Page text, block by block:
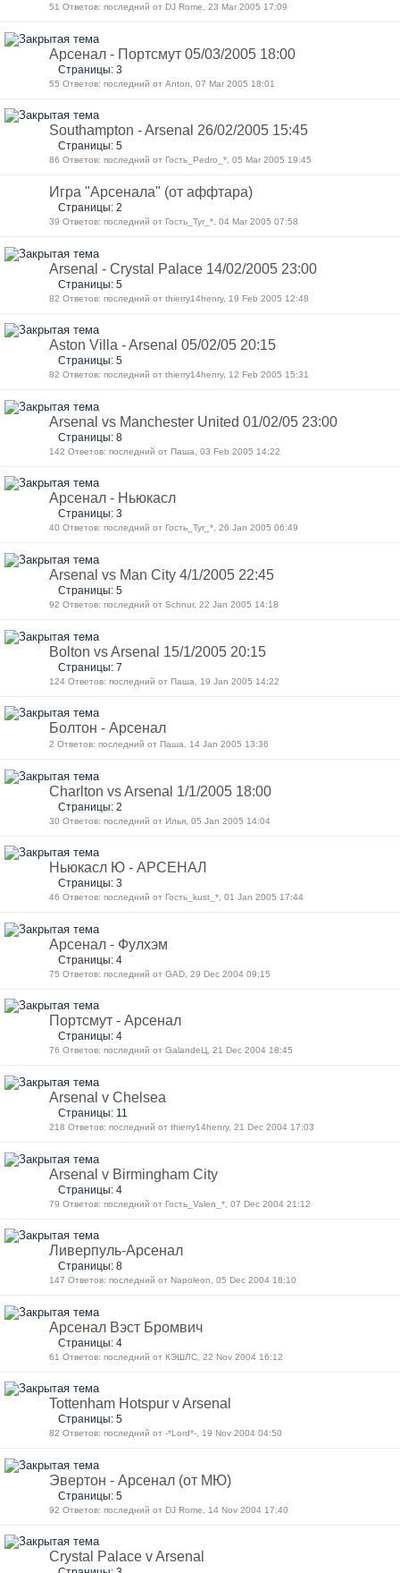
51 Ответов: последний от DJ Rome, 23 Mar 2005 17:09
Арсенал - Портсмут 05/03/2005 18:00
Страницы: 3
55 Ответов: последний от Anton, 07 Mar 2005 18:01
Southampton - Arsenal 26/02/2005 15:45
Страницы: 5
86 Ответов: последний от Гость_Pedro_*, 05 Mar 2005 19:45
Игра "Арсенала" (от аффтара)
Страницы: 2
39 Ответов: последний от Гость_Tyr_*, 04 Mar 2005 07:58
Arsenal - Crystal Palace 14/02/2005 23:00
Страницы: 5
82 Ответов: последний от thierry14henry, 19 Feb 2005 12:48
Aston Villa - Arsenal 05/02/05 20:15
Страницы: 5
82 Ответов: последний от thierry14henry, 12 Feb 2005 15:31
Arsenal vs Manchester United 01/02/05 23:00
Страницы: 8
142 Ответов: последний от Паша, 03 Feb 2005 14:22
Арсенал - Ньюкасл
Страницы: 3
40 Ответов: последний от Гость_Tyr_*, 26 Jan 2005 06:49
Arsenal vs Man City 4/1/2005 22:45
Страницы: 5
92 Ответов: последний от Schnur, 22 Jan 2005 14:18
Bolton vs Arsenal 15/1/2005 20:15
Страницы: 7
124 Ответов: последний от Паша, 19 Jan 2005 14:22
Болтон - Арсенал
2 Ответов: последний от Паша, 14 Jan 2005 13:36
Charlton vs Arsenal 1/1/2005 18:00
Страницы: 2
30 Ответов: последний от Илья, 05 Jan 2005 14:04
Ньюкасл Ю - АРСЕНАЛ
Страницы: 3
46 Ответов: последний от Гость_kust_*, 01 Jan 2005 17:44
Арсенал - Фулхэм
Страницы: 4
75 Ответов: последний от GAD, 29 Dec 2004 09:15
Портсмут - Арсенал
Страницы: 4
76 Ответов: последний от GalandeЦ, 21 Dec 2004 18:45
Arsenal v Chelsea
Страницы: 11
218 Ответов: последний от thierry14henry, 21 Dec 2004 17:03
Arsenal v Birmingham City
Страницы: 4
79 Ответов: последний от Гость_Valen_*, 07 Dec 2004 21:12
Ливерпуль-Арсенал
Страницы: 8
147 Ответов: последний от Napoleon, 05 Dec 2004 18:10
Арсенал Вэст Бромвич
Страницы: 4
61 Ответов: последний от КЭШЛС, 22 Nov 2004 16:12
Tottenham Hotspur v Arsenal
Страницы: 5
82 Ответов: последний от -*Lord*-, 19 Nov 2004 04:50
Эвертон - Арсенал (от МЮ)
Страницы: 5
92 Ответов: последний от DJ Rome, 14 Nov 2004 17:40
Crystal Palace v Arsenal